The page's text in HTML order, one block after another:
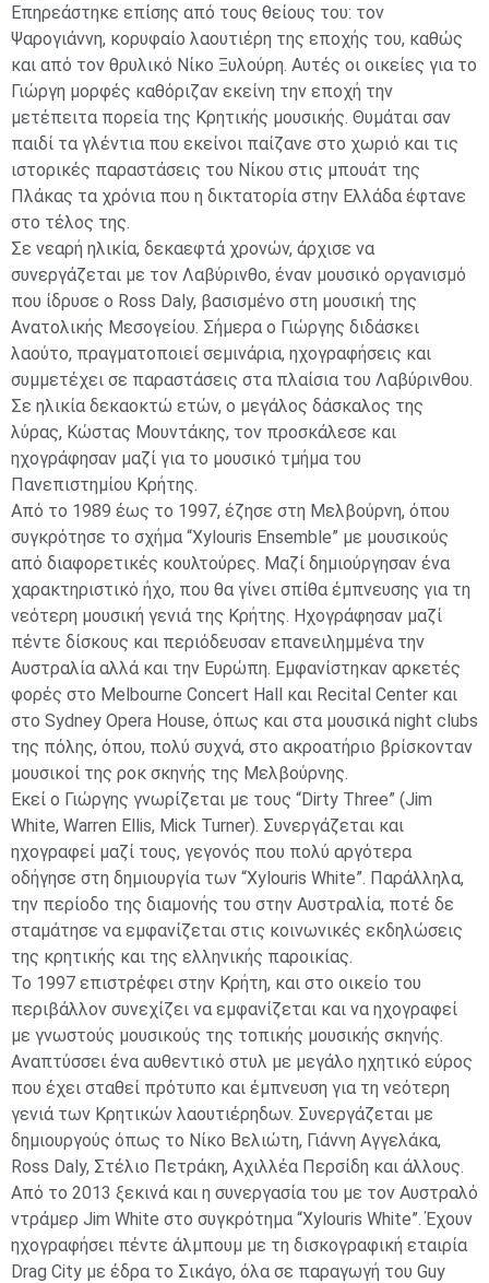
Επηρεάστηκε επίσης από τους θείους του: τον
Ψαρογιάννη, κορυφαίο λαουτιέρη της εποχής του, καθώς
και από τον θρυλικό Νίκο Ξυλούρη. Αυτές οι οικείες για το
Γιώργη μορφές καθόριζαν εκείνη την εποχή την
μετέπειτα πορεία της Κρητικής μουσικής. Θυμάται σαν
παιδί τα γλέντια που εκείνοι παίζανε στο χωριό και τις
ιστορικές παραστάσεις του Νίκου στις μπουάτ της
Πλάκας τα χρόνια που η δικτατορία στην Ελλάδα έφτανε
στο τέλος της.
Σε νεαρή ηλικία, δεκαεφτά χρονών, άρχισε να
συνεργάζεται με τον Λαβύρινθο, έναν μουσικό οργανισμό
που ίδρυσε ο Ross Daly, βασισμένο στη μουσική της
Ανατολικής Μεσογείου. Σήμερα ο Γιώργης διδάσκει
λαούτο, πραγματοποιεί σεμινάρια, ηχογραφήσεις και
συμμετέχει σε παραστάσεις στα πλαίσια του Λαβύρινθου.
Σε ηλικία δεκαοκτώ ετών, ο μεγάλος δάσκαλος της
λύρας, Κώστας Μουντάκης, τον προσκάλεσε και
ηχογράφησαν μαζί για το μουσικό τμήμα του
Πανεπιστημίου Κρήτης.
Από το 1989 έως το 1997, έζησε στη Μελβούρνη, όπου
συγκρότησε το σχήμα “Xylouris Ensemble” με μουσικούς
από διαφορετικές κουλτούρες. Μαζί δημιούργησαν ένα
χαρακτηριστικό ήχο, που θα γίνει σπίθα έμπνευσης για τη
νεότερη μουσική γενιά της Κρήτης. Ηχογράφησαν μαζί
πέντε δίσκους και περιόδευσαν επανειλημμένα την
Αυστραλία αλλά και την Ευρώπη. Εμφανίστηκαν αρκετές
φορές στο Melbourne Concert Hall και Recital Center και
στο Sydney Opera House, όπως και στα μουσικά night clubs
της πόλης, όπου, πολύ συχνά, στο ακροατήριο βρίσκονταν
μουσικοί της ροκ σκηνής της Μελβούρνης.
Εκεί ο Γιώργης γνωρίζεται με τους “Dirty Three” (Jim
White, Warren Ellis, Mick Turner). Συνεργάζεται και
ηχογραφεί μαζί τους, γεγονός που πολύ αργότερα
οδήγησε στη δημιουργία των “Xylouris White”. Παράλληλα,
την περίοδο της διαμονής του στην Αυστραλία, ποτέ δε
σταμάτησε να εμφανίζεται στις κοινωνικές εκδηλώσεις
της κρητικής και της ελληνικής παροικίας.
Το 1997 επιστρέφει στην Κρήτη, και στο οικείο του
περιβάλλον συνεχίζει να εμφανίζεται και να ηχογραφεί
με γνωστούς μουσικούς της τοπικής μουσικής σκηνής.
Αναπτύσσει ένα αυθεντικό στυλ με μεγάλο ηχητικό εύρος
που έχει σταθεί πρότυπο και έμπνευση για τη νεότερη
γενιά των Κρητικών λαουτιέρηδων. Συνεργάζεται με
δημιουργούς όπως το Νίκο Βελιώτη, Γιάννη Αγγελάκα,
Ross Daly, Στέλιο Πετράκη, Αχιλλέα Περσίδη και άλλους.
Από το 2013 ξεκινά και η συνεργασία του με τον Αυστραλό
ντράμερ Jim White στο συγκρότημα “Xylouris White”. Έχουν
ηχογραφήσει πέντε άλμπουμ με τη δισκογραφική εταιρία
Drag City με έδρα το Σικάγο, όλα σε παραγωγή του Guy